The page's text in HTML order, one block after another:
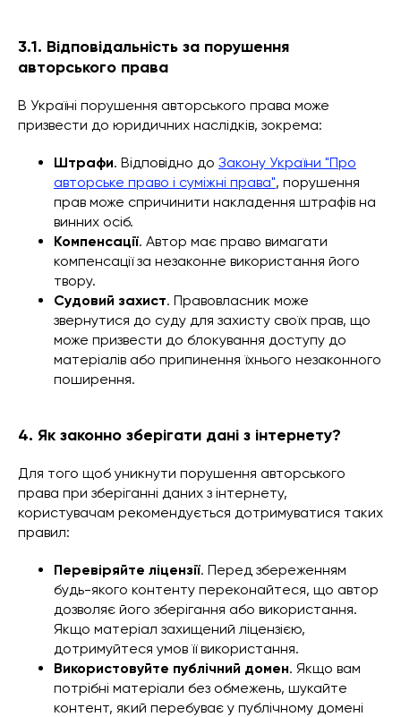
3.1. Відповідальність за порушення
авторського права
В Україні порушення авторського права може
призвести до юридичних наслідків, зокрема:
Штрафи. Відповідно до Закону України "Про
авторське право і суміжні права", порушення
прав може спричинити накладення штрафів на
винних осіб.
Компенсації. Автор має право вимагати
компенсації за незаконне використання його
твору.
Судовий захист. Правовласник може
звернутися до суду для захисту своїх прав, що
може призвести до блокування доступу до
матеріалів або припинення їхнього незаконного
поширення.
4. Як законно зберігати дані з інтернету?
Для того щоб уникнути порушення авторського
права при зберіганні даних з інтернету,
користувачам рекомендується дотримуватися таких
правил:
Перевіряйте ліцензії. Перед збереженням
будь-якого контенту переконайтеся, що автор
дозволяє його зберігання або використання.
Якщо матеріал захищений ліцензією,
дотримуйтеся умов її використання.
Використовуйте публічний домен. Якщо вам
потрібні матеріали без обмежень, шукайте
контент, який перебуває у публічному домені